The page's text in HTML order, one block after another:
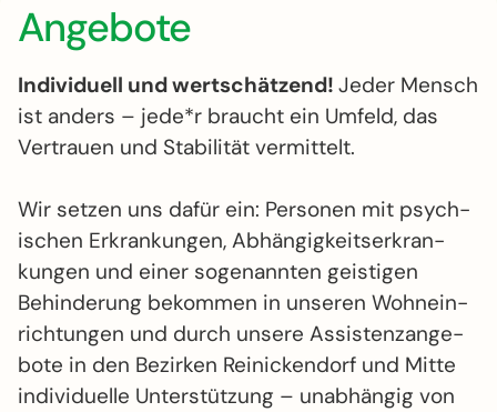
Angebote
Individuell und wertschätzend! Jeder Mensch
ist anders – jede*r braucht ein Umfeld, das
Vertrauen und Stabilität vermittelt.
Wir setzen uns dafür ein: Personen mit psych­
ischen Erkrankungen, Abhängig­keits­erkran­
kungen und einer soge­nannten geistigen
Behin­derung bekommen in unseren Wohn­ein­
rich­tungen und durch unsere Assistenz­ange­
bote in den Bezirken Reinickendorf und Mitte
indi­vi­du­elle Unter­stützung – unabhängig von